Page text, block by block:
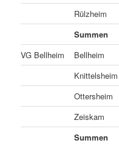
Rülzheim
Summen
VG Bellheim
Bellheim
Knittelsheim
Ottersheim
Zeiskam
Summen